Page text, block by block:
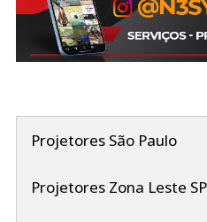
Projetores São Paulo
Projetores Zona Leste SP